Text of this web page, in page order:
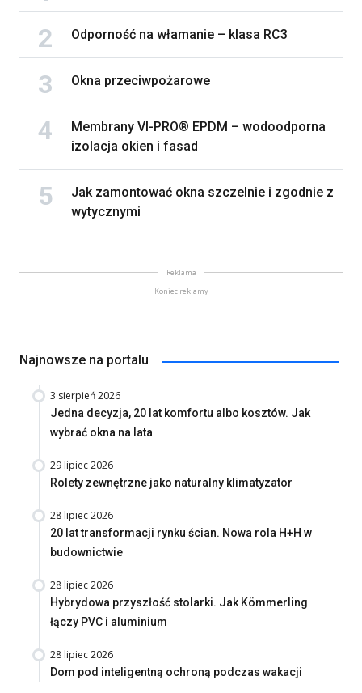
Odporność na włamanie – klasa RC3
Okna przeciwpożarowe
Membrany VI-PRO® EPDM – wodoodporna
izolacja okien i fasad
Jak zamontować okna szczelnie i zgodnie z
wytycznymi
Reklama
Koniec reklamy
Najnowsze na portalu
3 sierpień 2026
Jedna decyzja, 20 lat komfortu albo kosztów. Jak
wybrać okna na lata
29 lipiec 2026
Rolety zewnętrzne jako naturalny klimatyzator
28 lipiec 2026
20 lat transformacji rynku ścian. Nowa rola H+H w
budownictwie
28 lipiec 2026
Hybrydowa przyszłość stolarki. Jak Kömmerling
łączy PVC i aluminium
28 lipiec 2026
Dom pod inteligentną ochroną podczas wakacji